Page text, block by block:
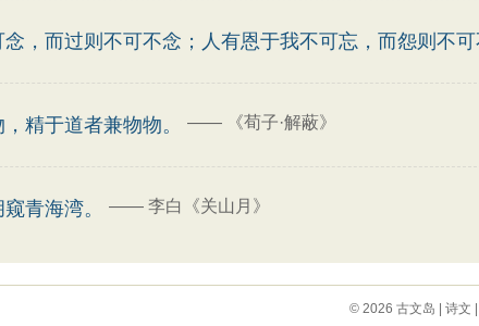
，而过则不可不念；人有恩于我不可忘，而怨则不可
精于道者兼物物。 —— 《荀子·解蔽》
青海湾。 —— 李白《关山月》
© 2026 古文岛 诗文